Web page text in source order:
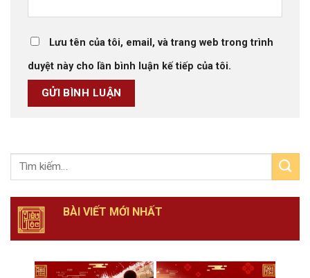
BÀI VIẾT MỚI NHẤT
Lưu tên của tôi, email, và trang web trong trình
duyệt này cho lần bình luận kế tiếp của tôi.